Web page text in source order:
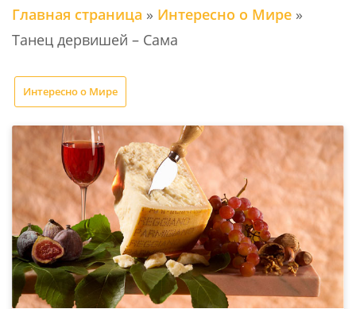
Главная страница » Интересно о Мире »
Танец дервишей – Сама
Интересно о Мире